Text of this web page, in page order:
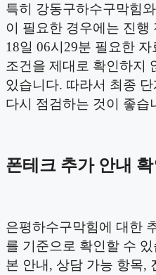
특히 강동구하수구막힘
이 필요한 경우에는 진행
18일 06시29분 필요한
조건을 제대로 확인하지
있습니다. 따라서 최종
다시 점검하는 것이 좋습
폰테크 추가 안내
은평하수구막힘에 대한
를 기준으로 확인할 수
본 안내, 상담 가능 항목,